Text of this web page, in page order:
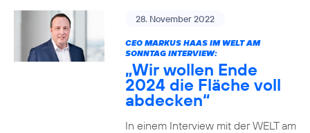
28. November 2022
CEO MARKUS HAAS IM WELT AM
SONNTAG INTERVIEW:
„Wir wollen Ende
2024 die Fläche voll
abdecken“
In einem Interview mit der WELT am